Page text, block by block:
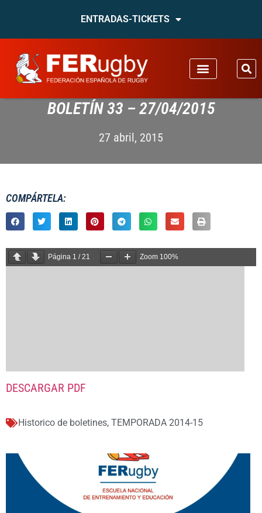
ENTRADAS-TICKETS
BOLETÍN 33 – 27/04/2015
27 abril, 2015
COMPÁRTELA:
Página 1 /21 Zoom 100%
DESCARGAR PDF
Historico de boletines, TEMPORADA 2014-15